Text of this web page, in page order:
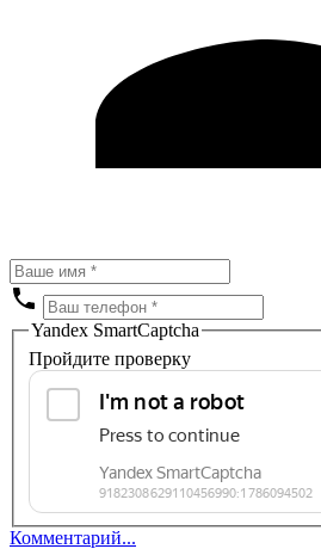
Yandex SmartCaptcha
Пройдите проверку
Комментарий...